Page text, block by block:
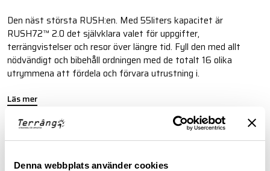
Denna webbplats använder cookies
Den näst största RUSH:en. Med 55liters kapacitet är
RUSH72™ 2.0 det självklara valet för uppgifter,
terrängvistelser och resor över längre tid. Fyll den med allt
nödvändigt och bibehåll ordningen med de totalt 16 olika
utrymmena att fördela och förvara utrustning i.
Läs mer